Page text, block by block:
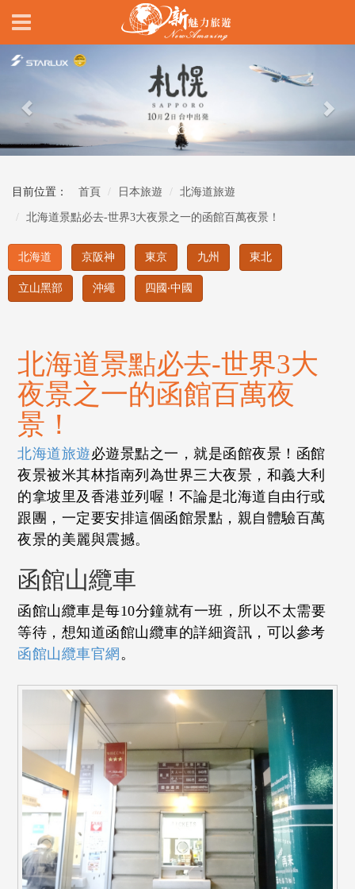
Previous
目前位置： 首頁 日本旅遊 北海道旅遊
北海道景點必去-世界3大夜景之一的函館百萬夜景！
北海道 京阪神 東京 九州 東北
立山黑部 沖繩 四國‧中國
北海道景點必去-世界3大
夜景之一的函館百萬夜
景！
北海道旅遊必遊景點之一，就是函館夜景！函館
夜景被米其林指南列為世界三大夜景，和義大利
的拿坡里及香港並列喔！不論是北海道自由行或
跟團，一定要安排這個函館景點，親自體驗百萬
夜景的美麗與震撼。
函館山纜車
函館山纜車是每10分鐘就有一班，所以不太需要
等待，想知道函館山纜車的詳細資訊，可以參考
函館山纜車官網 。